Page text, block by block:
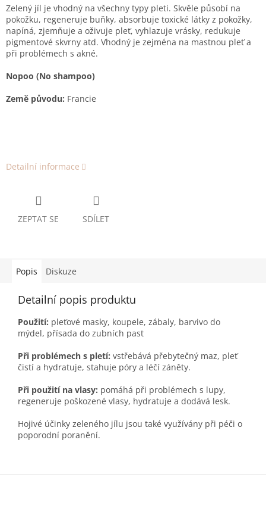
Zelený jíl je vhodný na všechny typy pleti. Skvěle působí na
pokožku, regeneruje buňky, absorbuje toxické látky z pokožky,
napíná, zjemňuje a oživuje pleť, vyhlazuje vrásky, redukuje
pigmentové skvrny atd. Vhodný je zejména na mastnou pleť a
při problémech s akné.
Nopoo (No shampoo)
Země původu: Francie
Detailní informace
ZEPTAT SE SDÍLET
Popis Diskuze
Detailní popis produktu
Použití: pleťové masky, koupele, zábaly, barvivo do
mýdel, přísada do zubních past
Při problémech s pletí: vstřebává přebytečný maz, pleť
čistí a hydratuje, stahuje póry a léčí záněty.
Při použití na vlasy: pomáhá při problémech s lupy,
regeneruje poškozené vlasy, hydratuje a dodává lesk.
Hojivé účinky zeleného jílu jsou také využívány při péči o
poporodní poranění.
Z